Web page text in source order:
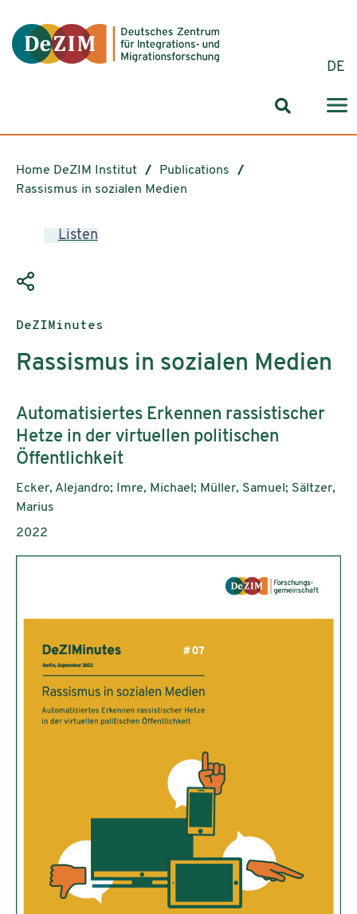
DE
Search
Home DeZIM Institut
Publications
Rassismus in sozialen Medien
Listen
Publication type:
DeZIMinutes
Rassismus in sozialen Medien
Subtitle:
Automatisiertes Erkennen rassistischer
Hetze in der virtuellen politischen
Öffentlichkeit
Authors:
Ecker, Alejandro; Imre, Michael; Müller, Samuel; Sältzer,
Marius
Publication year:
2022